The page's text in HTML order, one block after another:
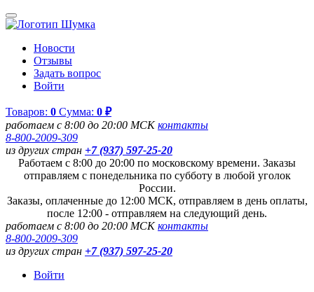
Новости
Отзывы
Задать вопрос
Войти
Товаров: 0 Сумма: 0 ₽
работаем с 8:00 до 20:00 МСКконтакты
8-800-2009-309
из других стран +7 (937) 597-25-20
Работаем с 8:00 до 20:00 по московскому времени. Заказы
отправляем с понедельника по субботу в любой уголок
России.
Заказы, оплаченные до 12:00 МСК, отправляем в день оплаты,
после 12:00 - отправляем на следующий день.
работаем с 8:00 до 20:00 МСКконтакты
8-800-2009-309
из других стран +7 (937) 597-25-20
Войти